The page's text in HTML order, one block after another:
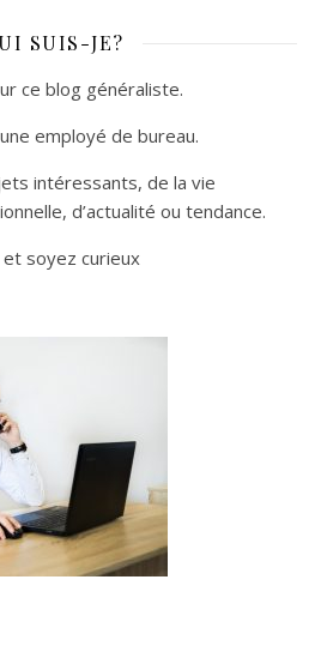
SUIS-JE?
ce blog généraliste.
employé de bureau.
intéressants, de la vie
d’actualité ou tendance.
soyez curieux